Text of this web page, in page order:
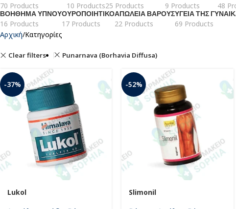
70 Products 10 Products25 Products 9 Products 48
ΒΟΉΘΗΜΑ ΎΠΝΟΥ
16 Products
ΟΥΡΟΠΟΙΗΤΙΚΌ
17 Products
ΑΠΏΛΕΙΑ ΒΆΡΟΥΣ
22 Products
ΥΓΕΊΑ ΤΗΣ
69 Products
Αρχική Κατηγορίες
Clear filters Punarnava (Borhavia Diffusa)
-37%
Lukol
-52%
Slimonil